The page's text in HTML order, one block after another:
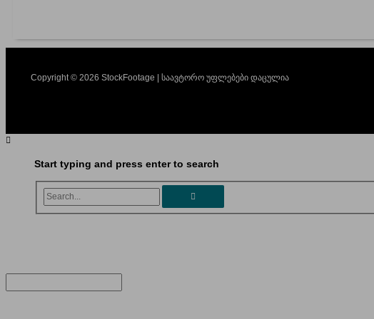
Copyright © 2026 StockFootage | საავტორო უფლებები დაცულია
Start typing and press enter to search
Search...